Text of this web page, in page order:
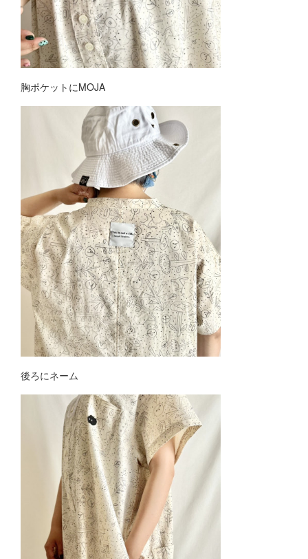
胸ポケットにMOJA
後ろにネーム